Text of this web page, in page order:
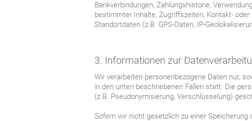
Bankverbindungen, Zahlungshistorie,
bestimmter Inhalte, Zugriffszeiten, Kontakt-
Standortdaten (z.B. GPS-Daten, IP-
3. Informationen zur
Wir verarbeiten personenbezogene Daten nur,
in den unten beschriebenen Fällen statt. Die
(z.B. Pseudonymisierung, Verschlüsselung)
Sofern wir nicht gesetzlich zu einer